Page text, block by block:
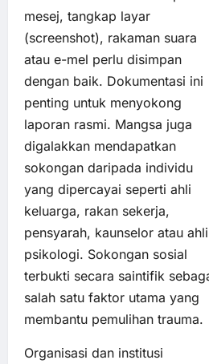
mesej, tangkap layar
(screenshot), rakaman suara
atau e-mel perlu disimpan
dengan baik. Dokumentasi ini
penting untuk menyokong
laporan rasmi. Mangsa juga
digalakkan mendapatkan
sokongan daripada individu
yang dipercayai seperti ahli
keluarga, rakan sekerja,
pensyarah, kaunselor atau ahli
psikologi. Sokongan sosial
terbukti secara saintifik
salah satu faktor utama yang
membantu pemulihan trauma.
Organisasi dan institusi